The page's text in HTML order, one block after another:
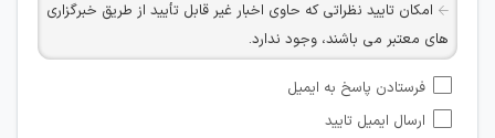
امکان تایید نظراتی که حاوی اخبار غیر قابل تأیید از طریق خبرگزاری
های معتبر می باشند، وجود ندارد.
شبکه های مجازی ارتباطی می باشند وجود ندارد.
امکان تأیید نظرات کاربرانی که به هر طریقی قصد مأیوس کردن
فرستادن پاسخ به ایمیل
ارسال ایمیل تایید